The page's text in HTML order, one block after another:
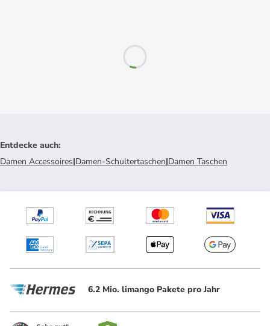
Entdecke auch:
Damen Accessoires|Damen-Schultertaschen|Damen Taschen
6.2 Mio. limango Pakete pro Jahr